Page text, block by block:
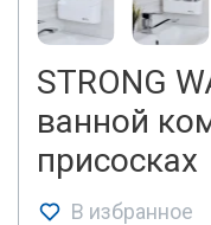
STRONG
ванной
присосках
В избранное